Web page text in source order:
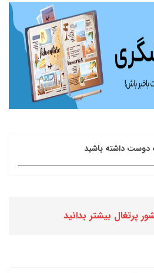
داشته باشید
پرتغال بیشتر بدانید